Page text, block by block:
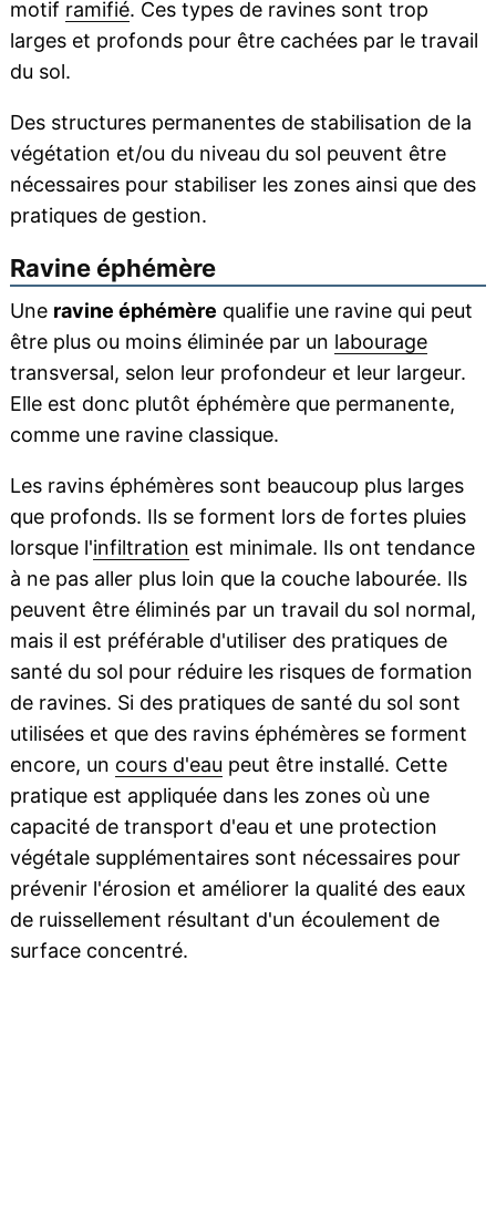
motif ramifié. Ces types de ravines sont trop
larges et profonds pour être cachées par le travail
du sol.
Des structures permanentes de stabilisation de la
végétation et/ou du niveau du sol peuvent être
nécessaires pour stabiliser les zones ainsi que des
pratiques de gestion.
Ravine éphémère
Une ravine éphémère qualifie une ravine qui peut
être plus ou moins éliminée par un labourage
transversal, selon leur profondeur et leur largeur.
Elle est donc plutôt éphémère que permanente,
comme une ravine classique.
Les ravins éphémères sont beaucoup plus larges
que profonds. Ils se forment lors de fortes pluies
lorsque l'infiltration est minimale. Ils ont tendance
à ne pas aller plus loin que la couche labourée. Ils
peuvent être éliminés par un travail du sol normal,
mais il est préférable d'utiliser des pratiques de
santé du sol pour réduire les risques de formation
de ravines. Si des pratiques de santé du sol sont
utilisées et que des ravins éphémères se forment
encore, un cours d'eau peut être installé. Cette
pratique est appliquée dans les zones où une
capacité de transport d'eau et une protection
végétale supplémentaires sont nécessaires pour
prévenir l'érosion et améliorer la qualité des eaux
de ruissellement résultant d'un écoulement de
surface concentré.